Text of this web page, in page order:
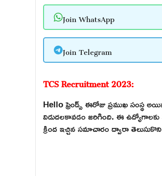
Join WhatsApp
Join Telegram
TCS Recruitment 2023:
Hello ఫ్రెండ్స్ ఈరోజు ప్రముఖ సంస్థ
విడుదలకావడం జరిగింది. ఈ ఉద్యోగాలకు
క్రింద ఇచ్చిన సమాచారం ద్వారా